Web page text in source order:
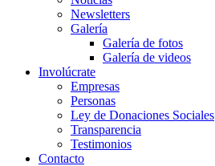
Newsletters
Galería
Galería de fotos
Galería de videos
Involúcrate
Empresas
Personas
Ley de Donaciones Sociales
Transparencia
Testimonios
Contacto